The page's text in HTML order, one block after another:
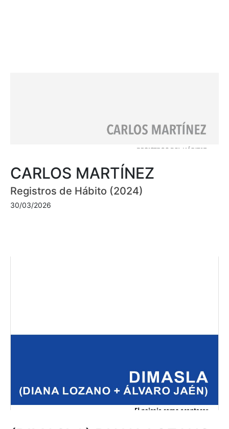
CARLOS MARTÍNEZ
Registros de Hábito (2024)
30/03/2026